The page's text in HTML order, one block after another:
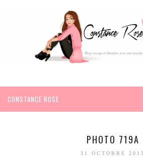
CONSTANCE ROSE
PHOTO 719A
31 OCTOBRE 2013